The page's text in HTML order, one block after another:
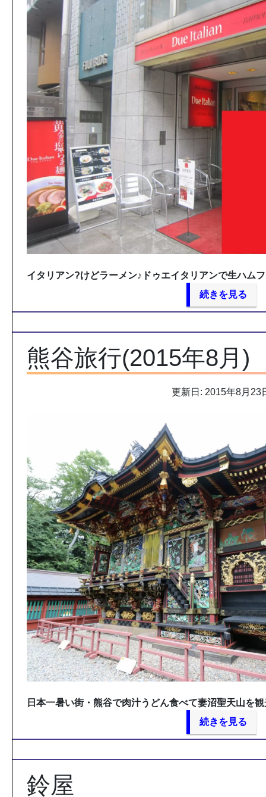
イタリアン?けどラーメン♪ドゥエイタリアンで生ハム
続きを見る
熊谷旅行(2015年8月)
更新日: 2015年8月23
日本一暑い街・熊谷で肉汁うどん食べて妻沼聖天山を
続きを見る
鈴屋